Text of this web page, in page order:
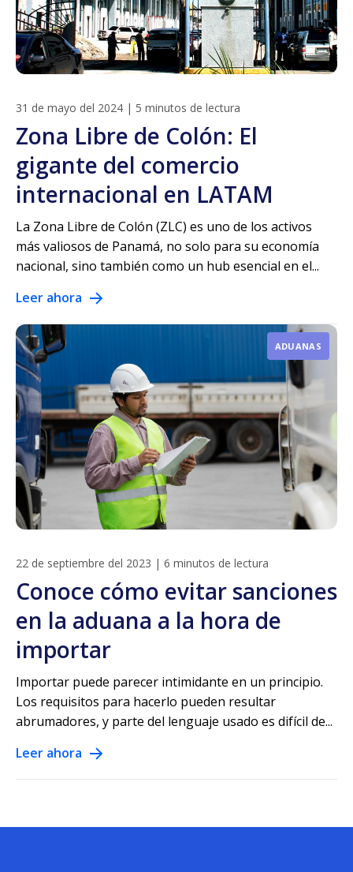
31 de mayo del 2024 | 5 minutos de lectura
Zona Libre de Colón: El
gigante del comercio
internacional en LATAM
La Zona Libre de Colón (ZLC) es uno de los activos
más valiosos de Panamá, no solo para su economía
nacional, sino también como un hub esencial en el...
Leer ahora
ADUANAS
22 de septiembre del 2023 | 6 minutos de lectura
Conoce cómo evitar sanciones
en la aduana a la hora de
importar
Importar puede parecer intimidante en un principio.
Los requisitos para hacerlo pueden resultar
abrumadores, y parte del lenguaje usado es difícil de...
Leer ahora